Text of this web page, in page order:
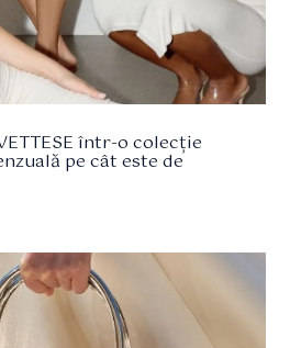
într-o colecție
pe cât este de